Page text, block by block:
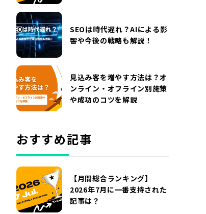
SEOは時代遅れ？AIによる影
響や今後の戦略も解説！
見込み客を増やす方法は？オ
ンライン・オフライン別施策
や成功のコツを解説
おすすめ記事
【月間総合ランキング】
2026年7月に一番支持された
記事は？